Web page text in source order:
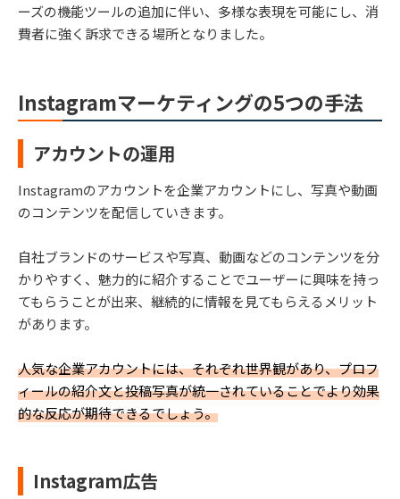
ーズの機能ツールの追加に伴い、多様な表現を可能にし、消
費者に強く訴求できる場所となりました。
Instagramマーケティングの5つの手法
アカウントの運用
Instagramのアカウントを企業アカウントにし、写真や動画
のコンテンツを配信していきます。
自社ブランドのサービスや写真、動画などのコンテンツを分
かりやすく、魅力的に紹介することでユーザーに興味を持っ
てもらうことが出来、継続的に情報を見てもらえるメリット
があります。
人気な企業アカウントには、それぞれ世界観があり、プロフ
ィールの紹介文と投稿写真が統一されていることでより効果
的な反応が期待できるでしょう。
Instagram広告